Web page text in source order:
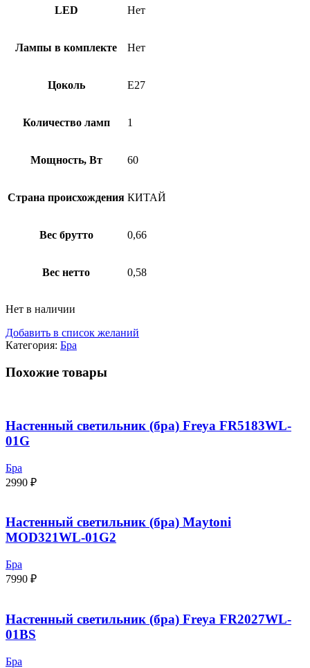
LED Нет
Лампы в комплекте Нет
Цоколь E27
Количество ламп 1
Мощность, Вт 60
Страна происхождения КИТАЙ
Вес брутто 0,66
Вес нетто 0,58
Нет в наличии
Добавить в список желаний
Категория: Бра
Похожие товары
Настенный светильник (бра) Freya FR5183WL-
01G
Бра
2990 ₽
Настенный светильник (бра) Maytoni
MOD321WL-01G2
Бра
7990 ₽
Настенный светильник (бра) Freya FR2027WL-
01BS
Бра